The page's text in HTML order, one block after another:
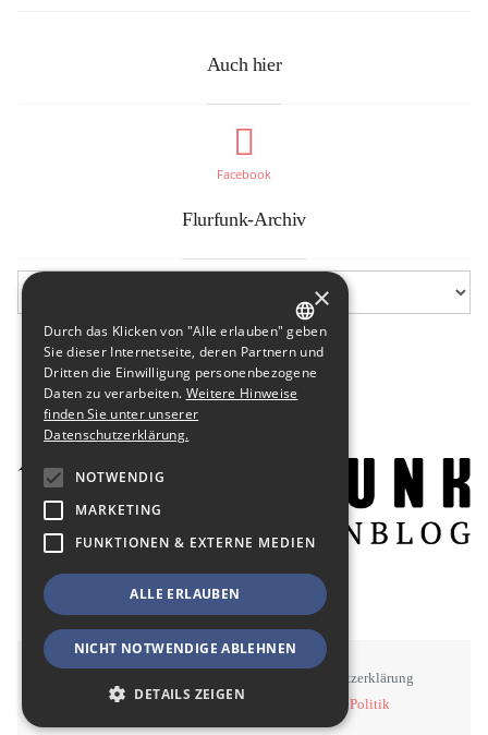
Auch hier
Facebook
Flurfunk-Archiv
Datenschutzerklärung
©STAWOWY - Kommunikation, Medien, Politik
GERMAN
ENGLISH
×
Durch das Klicken von "Alle erlauben" geben
Sie dieser Internetseite, deren Partnern und
Dritten die Einwilligung personenbezogene
Daten zu verarbeiten. Weitere Hinweise
finden Sie unter unserer
Datenschutzerklärung.
NOTWENDIG
MARKETING
FUNKTIONEN & EXTERNE MEDIEN
ALLE ERLAUBEN
NICHT NOTWENDIGE ABLEHNEN
DETAILS ZEIGEN